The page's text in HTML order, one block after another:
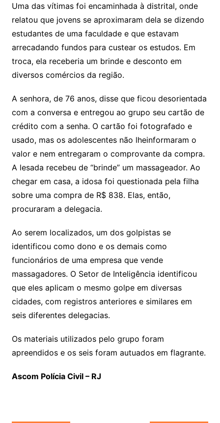
Uma das vítimas foi encaminhada à distrital, onde
relatou que jovens se aproximaram dela se dizendo
estudantes de uma faculdade e que estavam
arrecadando fundos para custear os estudos. Em
troca, ela receberia um brinde e desconto em
diversos comércios da região.
A senhora, de 76 anos, disse que ficou desorientada
com a conversa e entregou ao grupo seu cartão de
crédito com a senha. O cartão foi fotografado e
usado, mas os adolescentes não lheinformaram o
valor e nem entregaram o comprovante da compra.
A lesada recebeu de “brinde” um massageador. Ao
chegar em casa, a idosa foi questionada pela filha
sobre uma compra de R$ 838. Elas, então,
procuraram a delegacia.
Ao serem localizados, um dos golpistas se
identificou como dono e os demais como
funcionários de uma empresa que vende
massagadores. O Setor de Inteligência identificou
que eles aplicam o mesmo golpe em diversas
cidades, com registros anteriores e similares em
seis diferentes delegacias.
Os materiais utilizados pelo grupo foram
apreendidos e os seis foram autuados em flagrante.
Ascom Polícia Civil – RJ